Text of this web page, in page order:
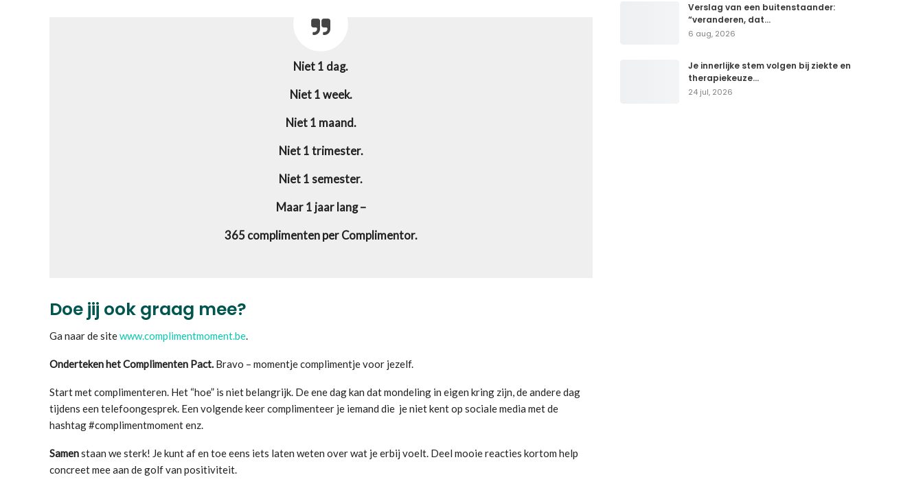
Niet 1 dag.
Niet 1 week.
Niet 1 maand.
Niet 1 trimester.
Niet 1 semester.
Maar 1 jaar lang –
365 complimenten per Complimentor.
Doe jij ook graag mee?
Ga naar de sitewww.complimentmoment.be.
Onderteken het Complimenten Pact. Bravo – momentje complimentje voor jezelf.
Start met complimenteren. Het “hoe” is niet belangrijk. De ene dag kan dat mondeling in eigen kring zijn, de andere dag
tijdens een telefoongesprek. Een volgende keer complimenteer je iemand die je niet kent op sociale media met de
hashtag #complimentmoment enz.
Samenstaan we sterk! Je kunt af en toe eens iets laten weten over wat je erbij voelt. Deel mooie reacties kortom help
concreet mee aan de golf van positiviteit.
Verslag van een buitenstaander:
“veranderen, dat…
6 aug, 2026
Je innerlijke stem volgen bij ziekte en
therapiekeuze…
24 jul, 2026